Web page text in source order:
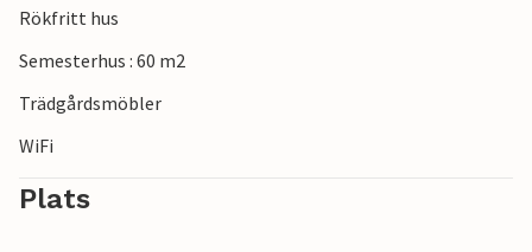
Rökfritt hus
Semesterhus : 60 m2
Trädgårdsmöbler
WiFi
Plats